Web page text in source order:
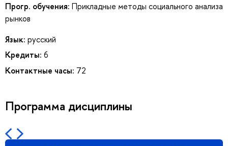
Прогр. обучения: Прикладные методы социального анализа
рынков
Язык: русский
Кредиты: 6
Контактные часы: 72
Программа дисциплины